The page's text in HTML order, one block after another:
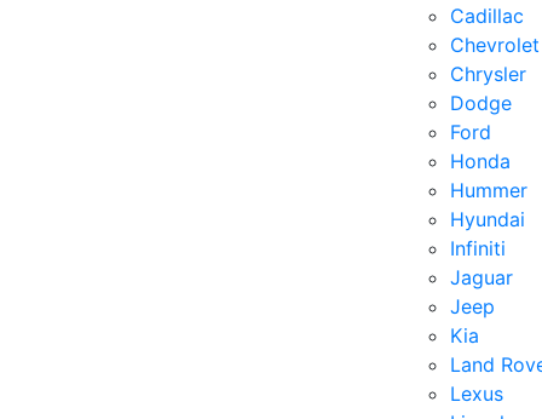
Cadillac
Chevrolet
Chrysler
Dodge
Ford
Honda
Hummer
Hyundai
Infiniti
Jaguar
Jeep
Kia
Land
Lexus